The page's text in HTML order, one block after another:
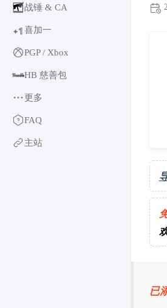
战锤 & CA
+1喜加一
PGP / Xbox
HB 慈善包
更多
FAQ
主站
已